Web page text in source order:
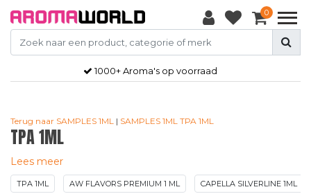
0
Gratisverzendkosten vanaf €50,-
Terug naar SAMPLES 1ML | SAMPLES 1ML TPA 1ML
TPA 1ML
Lees meer
TPA 1ML AW FLAVORS PREMIUM 1 ML CAPELLA SILVERLINE 1ML